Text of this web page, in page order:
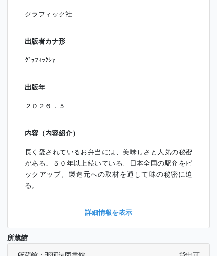
グラフィック社
出版者カナ形
ｸﾞﾗﾌｨｯｸｼｬ
出版年
２０２６．５
内容（内容紹介）
長く愛されているお弁当には、美味しさと人気の秘密
がある。５０年以上続いている、日本全国の駅弁をピ
ックアップ。製造元への取材を通して味の秘密に迫
る。
詳細情報を表示
所蔵館